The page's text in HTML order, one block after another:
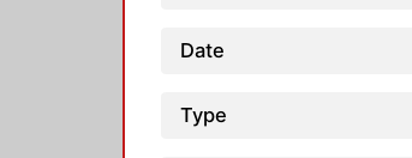
Date
Type